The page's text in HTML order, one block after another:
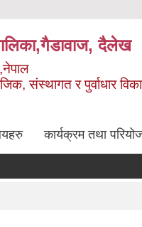
दैलेख
संस्थागत र पुर्वाधार
कार्यक्रम तथा